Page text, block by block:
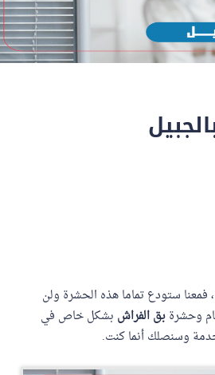
ستودع تماما هذه الحشرة ولن
وحشرةبق الفراش بشكل خاص في
وسنصلك أنما كنت.